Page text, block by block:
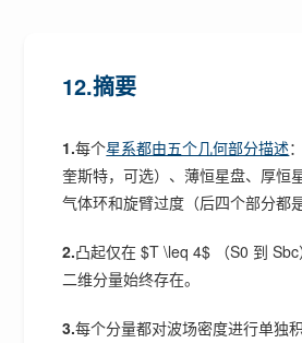
12.摘要
1.每个星系都由五个几何部分描述
奎斯特，可选）、薄恒星盘、厚恒
气体环和旋臂过度（后四个部分都
2.凸起仅在 $T \leq 4$ （S0 到
二维分量始终存在。
3.每个分量都对波场密度进行单独